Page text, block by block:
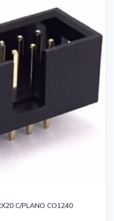
C/PLANO CO1240